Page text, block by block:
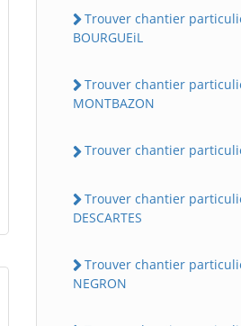
Trouver chantier
BOURGUEiL
Trouver chantier
MONTBAZON
Trouver chantier
Trouver chantier
DESCARTES
Trouver chantier
NEGRON